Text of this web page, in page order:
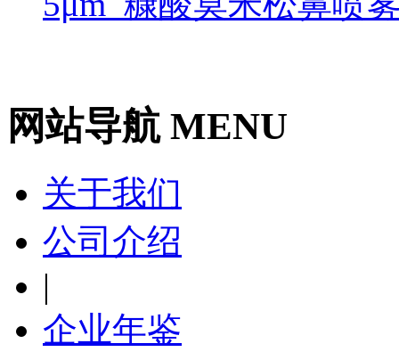
网站导航 MENU
关于我们
公司介绍
|
企业年鉴